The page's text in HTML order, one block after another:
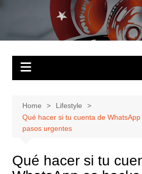
Solo
Home
Lifestyle
Qué hacer si tu cuenta de
pasos urgentes
Qué hacer si tu